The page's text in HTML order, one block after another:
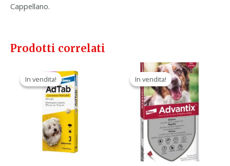
Cappellano.
Prodotti correlati
In vendita!
In vendita!
prezzo
originale
era:
37,30 €.
In vendita!
In vendita!
Il
prezzo
originale
era:
49,20 €.
Il
prezzo
attuale
è:
27,90 €.